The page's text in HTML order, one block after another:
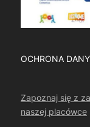
OCHRONA
Zapoznaj się z
naszej placówce